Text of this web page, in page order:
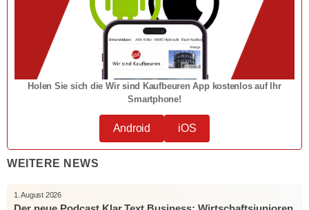
Holen Sie sich die Wir sind Kaufbeuren App kostenlos auf Ihr
Smartphone!
Android iOS
WEITERE NEWS
1. August 2026